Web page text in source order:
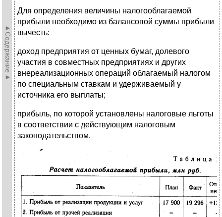
►Содержание►
Для определения величины налогооблагаемой
прибыли необходимо из балансовой суммы прибыли
вычесть:
доход предприятия от ценных бумаг, долевого
участия в coвместных предприятиях и других
внереализационных операций облагаемый налогом
по специальным ставкам и удерживаемый у
источника его выплаты;
прибыль, по которой установлены налоговые льготы
в cooтветствии с действующим налоговым
законодательством.